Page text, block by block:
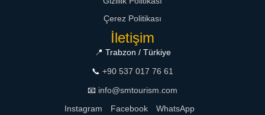
Çerez Politikası
İletişim
📍 Trabzon / Türkiye
📞 +90 537 017 76 61
📧 info@smtourism.com
Instagram
Facebook WhatsApp